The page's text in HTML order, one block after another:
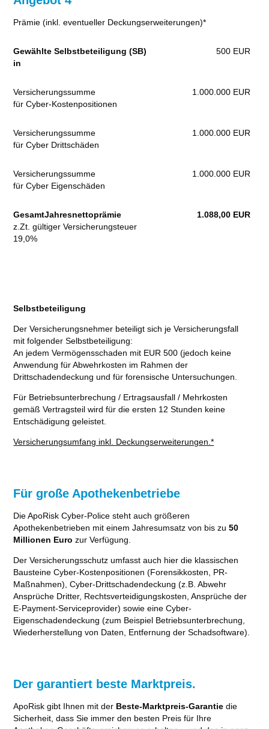
Prämie (inkl. eventueller Deckungserweiterungen)*
Gewählte Selbstbeteiligung (SB)
in
500 EUR
Versicherungssumme
für Cyber-Kostenpositionen
1.000.000 EUR
Versicherungssumme
für Cyber Drittschäden
1.000.000 EUR
Versicherungssumme
für Cyber Eigenschäden
1.000.000 EUR
GesamtJahresnettoprämie
z.Zt. gültiger Versicherungsteuer
19,0%
1.088,00 EUR
Selbstbeteiligung
Der Versicherungsnehmer beteiligt sich je Versicherungsfall
mit folgender Selbstbeteiligung:
An jedem Vermögensschaden mit EUR 500 (jedoch keine
Anwendung für Abwehrkosten im Rahmen der
Drittschadendeckung und für forensische Untersuchungen.
Für Betriebsunterbrechung / Ertragsausfall / Mehrkosten
gemäß Vertragsteil wird für die ersten 12 Stunden keine
Entschädigung geleistet.
Versicherungsumfang inkl. Deckungserweiterungen.*
Für große Apothekenbetriebe
Die ApoRisk Cyber-Police steht auch größeren
Apothekenbetrieben mit einem Jahresumsatz von bis zu50
Millionen Euro zur Verfügung.
Der Versicherungsschutz umfasst auch hier die klassischen
Bausteine Cyber-Kostenpositionen (Forensikkosten, PR-
Maßnahmen), Cyber-Drittschadendeckung (z.B. Abwehr
Ansprüche Dritter, Rechtsverteidigungskosten, Ansprüche der
E-Payment-Serviceprovider) sowie eine Cyber-
Eigenschadendeckung (zum Beispiel Betriebsunterbrechung,
Wiederherstellung von Daten, Entfernung der Schadsoftware).
Der garantiert beste Marktpreis.
ApoRisk gibt Ihnen mit der Beste-Marktpreis-Garantie die
Sicherheit, dass Sie immer den besten Preis für Ihre